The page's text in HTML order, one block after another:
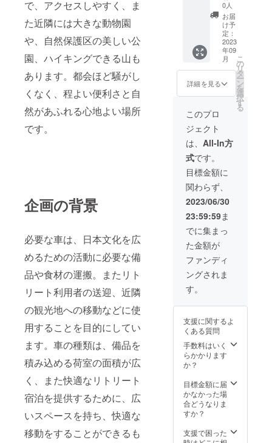
で、アクセスしやすく、ま
た近隣には大きな動物園
や、自然保護区の美しい公
園、ハイキングできる山も
あります。都会ほど騒がし
くなく、程よい便利さと自
然があふれる心地よい場所
です。
企画の背景
必要な車は、日本文化を広
めるための活動に必要な備
品や食材の運搬。またリト
リート利用者の送迎、近隣
の観光地への移動などに使
用することを目的にしてい
ます。車の種類は、備品を
積み込める荷室の面積が広
く、また快適なリトリート
宿泊を提供するために、広
いスペースを持ち、快適な
移動をすることができるも
塩、麻
炭 ・名
称:グア
バ茶
サイ
ズ:30g
原産
国:サン
シャイ
オース
トラリ
ア 原
材料:グ
アバ葉
※実際に
お届け
するリ
ターン
とパッ
ケージ
等のデ
ザイン
が異な
る場合
があり
ますの
で、あ
承くだ
さい。
ご予約
はプロ
ジェク
ト終了
後メー
ルにて
調整さ
せてい
ただき
ます ③
自家製
品４種
(お試し
小袋サ
イズ)を
提供 ・
名
称:Full
Moon
SALT
サイ
ズ:2g
原産国:
サン
シャイ
ンコー
スト
オース
トラリ
料:100
干し海
塩 ・名
称:Newl
Moon
SALT
ズ:2g
原産国:
サン
シャイ
スト
オース
ロフト
ベッド
(ダブル
ベッド
+シング
ル布団)
・トイ
レ付 ・
共有
シャ
ワー、
共有
キッチ
ン、イ
ンター
ネット
有 ・イ
ンター
ネット
環境
※
ご予約
はプロ
ジェク
ト終了
後メー
ルにて
調整さ
せてい
自家製
を提供
・名
称:Full
Moon
SALT
ズ:50g
原産
国:サン
シャイ
スト
オース
プログ
ラム及
びセラ
ピー付
き ・食
事付き
(回数は
希望に
応じま
す) ・４
人まで
・１年
有効 ・
現地集
合/現地
解散
【お部
屋、施
設の概
要】 ・
洋室 ・
ロフト
ベッド
(ダブル
ベッド
+シング
ル布団)
・トイ
レ付 ・
ワー、
キッチ
ン、イ
ンター
ネット
有 ・イ
ネット
環境
※
ご予約
ジェク
ト終了
リター
ンの内
容は個
人の範
囲であ
れば利
用可能
です。
②ビー
チハウ
ス利用
クーポ
ン券 ・
10泊11
日の
オール
インク
ルーシ
ブリト
リート
宿泊 ・
250種類
以上の
リト
リート
プログ
ラム及
びセラ
ピー付
(回数は
応じま
す) ・４
人まで
・１年
有効 ・
ベン空
港から
の送迎
・現地
内アシ
スト ・
をメー
ルで提
供 ・動
画の内
容：日
の出の
動画 ・
動画の
提供期
間：期
限なし
・収録
時間：5
分ほど
・提供
方法：
視聴用
のURL
をメー
ルで送
信 ・本
リター
ンの内
容は個
人の範
囲であ
れば利
用可能
です。
ス利用
ン券 ・
14泊15
日の
オール
インク
ブリト
リート
宿泊 ・
250種類
リト
リート
0人
お届
け予
定：
2023
年09
月
詳細を見る
こ
の
リ
タ
ー
ン
を
選
択
す
る
このプロ
ジェクト
は、 All-In方
式です。
目標金額に
関わらず、
2023/06/30
23:59:59ま
でに集まっ
た金額が
ファンディ
ングされま
す。
支援に関するよ
くある質問
手数料はいく
らかかります
か？
目標金額に届
かなかった場
合どうなりま
すか？
支援で困った